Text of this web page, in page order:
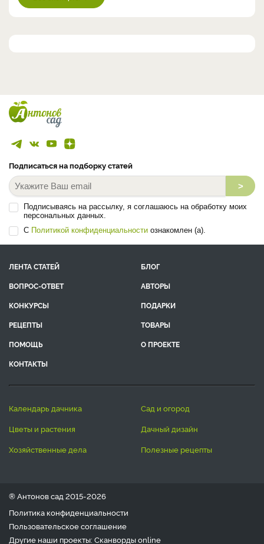
Подписаться на подборку статей
>
Подписываясь на рассылку, я соглашаюсь на обработку моих
персональных данных.
С Политикой конфиденциальности ознакомлен (а).
ЛЕНТА СТАТЕЙ
БЛОГ
ВОПРОС-ОТВЕТ
АВТОРЫ
КОНКУРСЫ
ПОДАРКИ
РЕЦЕПТЫ
ТОВАРЫ
ПОМОЩЬ
О ПРОЕКТЕ
КОНТАКТЫ
календарь дачника
сад и огород
цветы и растения
дачный дизайн
хозяйственные дела
полезные рецепты
® Антонов сад 2015-2026
Политика конфиденциальности
Пользовательское соглашение
Другие наши проекты: Сканвордыonline